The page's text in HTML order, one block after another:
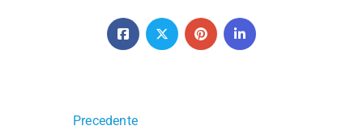
Precedente